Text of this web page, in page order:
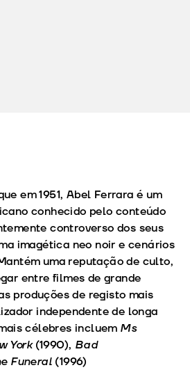
em 1951, Abel Ferrara é um
conhecido pelo conteúdo
controverso dos seus
imagética neo noir e cenários
uma reputação de culto,
entre filmes de grande
produções de registo mais
independente de longa
célebres incluemMs
York(1990), Bad
Funeral (1996)